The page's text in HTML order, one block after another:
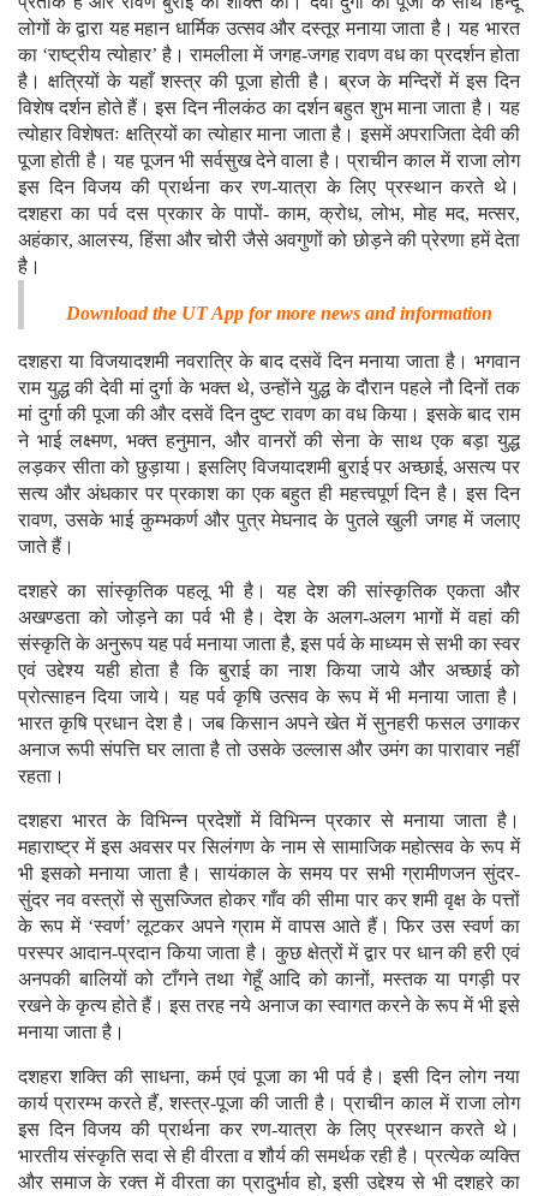
लोगों के द्वारा यह महान धार्मिक उत्सव और दस्तूर मनाया जाता है। यह भारत
का ‘राष्ट्रीय त्योहार’ है। रामलीला में जगह-जगह रावण वध का प्रदर्शन होता
है। क्षत्रियों के यहाँ शस्त्र की पूजा होती है। ब्रज के मन्दिरों में इस दिन
विशेष दर्शन होते हैं। इस दिन नीलकंठ का दर्शन बहुत शुभ माना जाता है। यह
त्योहार विशेषतः क्षत्रियों का त्योहार माना जाता है। इसमें अपराजिता देवी की
पूजा होती है। यह पूजन भी सर्वसुख देने वाला है। प्राचीन काल में राजा लोग
इस दिन विजय की प्रार्थना कर रण-यात्रा के लिए प्रस्थान करते थे।
दशहरा का पर्व दस प्रकार के पापों- काम, क्रोध, लोभ, मोह मद, मत्सर,
अहंकार, आलस्य, हिंसा और चोरी जैसे अवगुणों को छोड़ने की प्रेरणा हमें देता
है।
Download the UT App for more news and information
दशहरा या विजयादशमी नवरात्रि के बाद दसवें दिन मनाया जाता है। भगवान
राम युद्ध की देवी मां दुर्गा के भक्त थे, उन्होंने युद्ध के दौरान पहले नौ दिनों तक
मां दुर्गा की पूजा की और दसवें दिन दुष्ट रावण का वध किया। इसके बाद राम
ने भाई लक्ष्मण, भक्त हनुमान, और वानरों की सेना के साथ एक बड़ा युद्ध
लड़कर सीता को छुड़ाया। इसलिए विजयादशमी बुराई पर अच्छाई, असत्य पर
सत्य और अंधकार पर प्रकाश का एक बहुत ही महत्त्वपूर्ण दिन है। इस दिन
रावण, उसके भाई कुम्भकर्ण और पुत्र मेघनाद के पुतले खुली जगह में जलाए
जाते हैं।
दशहरे का सांस्कृतिक पहलू भी है। यह देश की सांस्कृतिक एकता और
अखण्डता को जोड़ने का पर्व भी है। देश के अलग-अलग भागों में वहां की
संस्कृति के अनुरूप यह पर्व मनाया जाता है, इस पर्व के माध्यम से सभी का स्वर
एवं उद्देश्य यही होता है कि बुराई का नाश किया जाये और अच्छाई को
प्रोत्साहन दिया जाये। यह पर्व कृषि उत्सव के रूप में भी मनाया जाता है।
भारत कृषि प्रधान देश है। जब किसान अपने खेत में सुनहरी फसल उगाकर
अनाज रूपी संपत्ति घर लाता है तो उसके उल्लास और उमंग का पारावार नहीं
रहता।
दशहरा भारत के विभिन्न प्रदेशों में विभिन्न प्रकार से मनाया जाता है।
महाराष्ट्र में इस अवसर पर सिलंगण के नाम से सामाजिक महोत्सव के रूप में
भी इसको मनाया जाता है। सायंकाल के समय पर सभी ग्रामीणजन सुंदर-
सुंदर नव वस्त्रों से सुसज्जित होकर गाँव की सीमा पार कर शमी वृक्ष के पत्तों
के रूप में ‘स्वर्ण’ लूटकर अपने ग्राम में वापस आते हैं। फिर उस स्वर्ण का
परस्पर आदान-प्रदान किया जाता है। कुछ क्षेत्रों में द्वार पर धान की हरी एवं
अनपकी बालियों को टाँगने तथा गेहूँ आदि को कानों, मस्तक या पगड़ी पर
रखने के कृत्य होते हैं। इस तरह नये अनाज का स्वागत करने के रूप में भी इसे
मनाया जाता है।
दशहरा शक्ति की साधना, कर्म एवं पूजा का भी पर्व है। इसी दिन लोग नया
कार्य प्रारम्भ करते हैं, शस्त्र-पूजा की जाती है। प्राचीन काल में राजा लोग
इस दिन विजय की प्रार्थना कर रण-यात्रा के लिए प्रस्थान करते थे।
भारतीय संस्कृति सदा से ही वीरता व शौर्य की समर्थक रही है। प्रत्येक व्यक्ति
और समाज के रक्त में वीरता का प्रादुर्भाव हो, इसी उद्देश्य से भी दशहरे का